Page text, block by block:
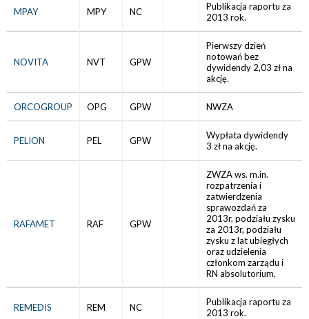
MPAY MPY NC
Publikacja raportu za
2013 rok.
NOVITA NVT GPW
Pierwszy dzień
notowań bez
dywidendy 2,03 zł na
akcję.
ORCOGROUP OPG GPW NWZA
PELION PEL GPW
Wypłata dywidendy
3 zł na akcję.
RAFAMET RAF GPW
ZWZA ws. m.in.
rozpatrzenia i
zatwierdzenia
sprawozdań za
2013r, podziału zysku
za 2013r, podziału
zysku z lat ubiegłych
oraz udzielenia
członkom zarządu i
RN absolutorium.
REMEDIS REM NC
Publikacja raportu za
2013 rok.